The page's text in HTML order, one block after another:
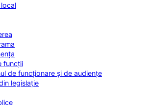
funcții
de funcționare și de audiențe
legislație